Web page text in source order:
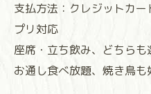
支払方法：クレジットカ
プリ対応
座席・立ち飲み、どちらも
お通し食べ放題、焼き鳥も